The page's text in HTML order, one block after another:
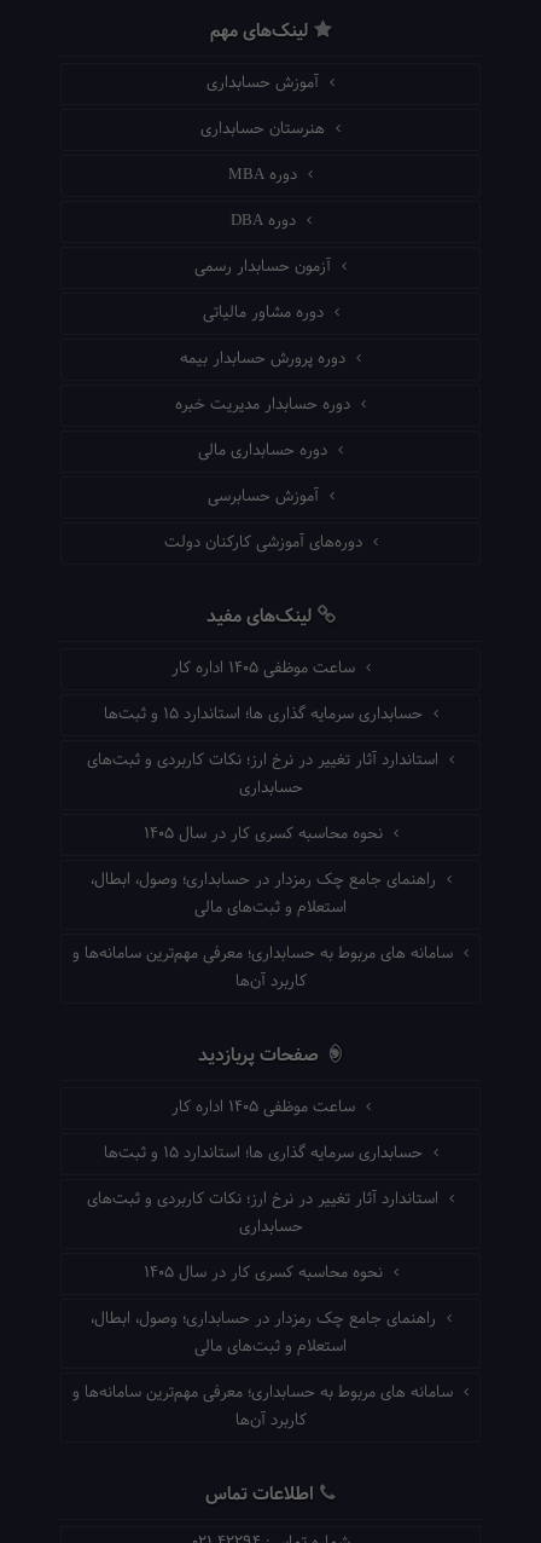
لینک‌های مهم
آموزش حسابداری
هنرستان حسابداری
دوره MBA
دوره DBA
آزمون حسابدار رسمی
دوره مشاور مالیاتی
دوره پرورش حسابدار بیمه
دوره حسابدار مدیریت خبره
دوره حسابداری مالی
آموزش حسابرسی
دوره‌های آموزشی کارکنان دولت
لینک‌های مفید
ساعت موظفی ۱۴۰۵ اداره کار
حسابداری سرمایه گذاری ها؛ استاندارد ۱۵ و ثبت‌ها
استاندارد آثار تغییر در نرخ ارز؛ نکات کاربردی و ثبت‌های
حسابداری
نحوه محاسبه کسری کار در سال ۱۴۰۵
راهنمای جامع چک رمزدار در حسابداری؛ وصول، ابطال،
استعلام و ثبت‌های مالی
سامانه های مربوط به حسابداری؛ معرفی مهم‌ترین سامانه‌ها و
کاربرد آن‌ها
صفحات پربازدید
ساعت موظفی ۱۴۰۵ اداره کار
حسابداری سرمایه گذاری ها؛ استاندارد ۱۵ و ثبت‌ها
استاندارد آثار تغییر در نرخ ارز؛ نکات کاربردی و ثبت‌های
حسابداری
نحوه محاسبه کسری کار در سال ۱۴۰۵
راهنمای جامع چک رمزدار در حسابداری؛ وصول، ابطال،
استعلام و ثبت‌های مالی
سامانه های مربوط به حسابداری؛ معرفی مهم‌ترین سامانه‌ها و
کاربرد آن‌ها
اطلاعات تماس